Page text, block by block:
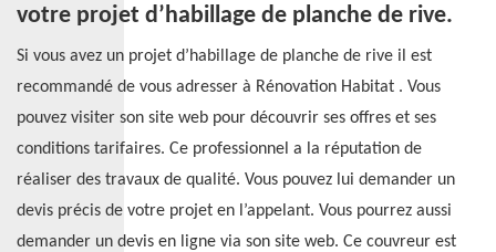
votre projet d’habillage de planche de rive.
Si vous avez un projet d’habillage de planche de rive il est
recommandé de vous adresser à Rénovation Habitat . Vous
pouvez visiter son site web pour découvrir ses offres et ses
conditions tarifaires. Ce professionnel a la réputation de
réaliser des travaux de qualité. Vous pouvez lui demander un
devis précis de votre projet en l’appelant. Vous pourrez aussi
demander un devis en ligne via son site web. Ce couvreur est